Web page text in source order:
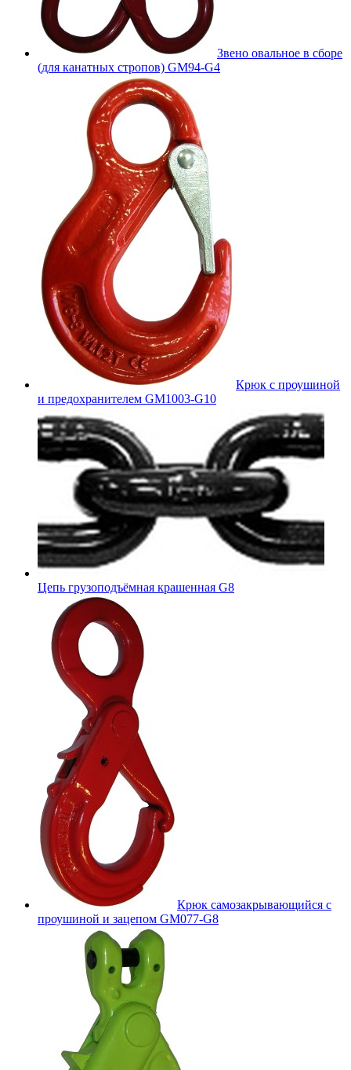
Звено овальное в сборе
(для канатных стропов) GM94-G4
Крюк с проушиной
и предохранителем GM1003-G10
Цепь грузоподъёмная крашенная G8
Крюк самозакрывающийся с
проушиной и зацепом GM077-G8